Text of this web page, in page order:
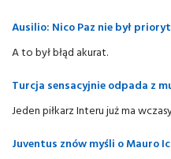
Ausilio: Nico Paz nie był
A to był błąd akurat.
Turcja sensacyjnie odpada z
Jeden piłkarz Interu już ma
Juventus znów myśli o Mauro